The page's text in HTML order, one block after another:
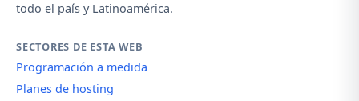
todo el país y Latinoamérica.
SECTORES DE ESTA WEB
Programación a medida
Planes de hosting